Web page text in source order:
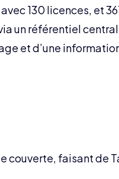
130 licences, et
un référentiel
et d’une
couverte, faisant de